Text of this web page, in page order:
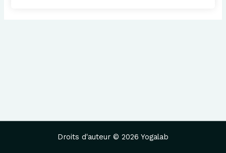
Droits d'auteur © 2026 Yogalab